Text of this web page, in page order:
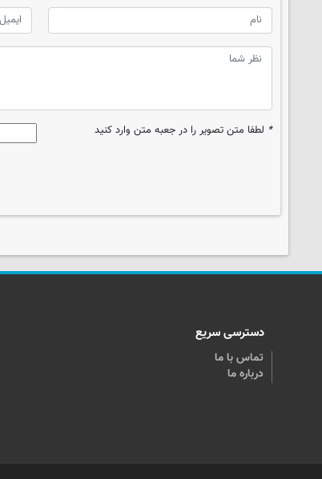
* لطفا متن تصویر را در جعبه متن وارد کنید
دسترسی سریع
تماس با ما
درباره ما